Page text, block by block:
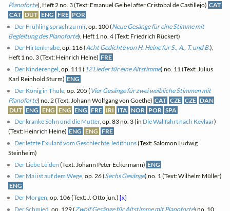
Pianoforte), Heft 2 no. 3 (Text: Emanuel Geibel after Cristobal de Castillejo) CAT
CAT DUT ENG FRE POR
Der Frühling sprach zu mir, op. 100 (Neue Gesänge für eine Stimme mit
Begleitung des Pianoforte), Heft 1 no. 4 (Text: Friedrich Rückert)
Der Hirtenknabe, op. 116 (Acht Gedichte von H. Heine für S., A., T. und B.),
Heft 1 no. 3 (Text: Heinrich Heine) FRE
Der Kinderengel, op. 111 ( 12 Lieder für eine Altstimme) no. 11 (Text: Julius
Karl Reinhold Sturm) ENG
Der König in Thule , op. 205 ( Vier Gesänge für zwei weibliche Stimmen mit
Pianoforte) no. 2 (Text: Johann Wolfgang von Goethe) CAT CZE CZE DAN
DUT ENG ENG ENG ENG FRE IRI ITA NOR POR SPA
Der kranke Sohn und die Mutter, op. 83 no. 3 (in Die Wallfahrt nach Kevlaar)
(Text: Heinrich Heine) ENG ENG FRE
Der letzte Exulant vom Geschlechte Jedithuns(Text: Salomon Ludwig
Steinheim)
Der Liebe Leiden (Text: Johann Peter Eckermann) ENG
Der Mai ist auf dem Wege, op. 26 (Sechs Gesänge) no. 1 (Text: Wilhelm Müller)
ENG
Der Morgen, op. 106 (Text: J. Otto jun.)[x]
Der Schmied , op. 129 (Zwölf Gesänge für Altstimme mit Pianoforte) no. 10